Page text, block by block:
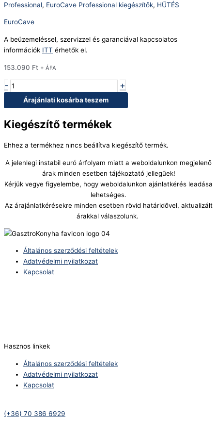
Professional, EuroCave Professional kiegészítők, HŰTÉS
EuroCave
A beüzemeléssel, szervizzel és garanciával kapcsolatos
információk ITT érhetők el.
153.090 Ft + ÁFA
- +
Árajánlati kosárba teszem
Kiegészítő termékek
Ehhez a termékhez nincs beállítva kiegészítő termék.
A jelenlegi instabil euró árfolyam miatt a weboldalunkon megjelenő
árak minden esetben tájékoztató jellegűek!
Kérjük vegye figyelembe, hogy weboldalunkon ajánlatkérés leadása
lehetséges.
Az árajánlatkérésekre minden esetben rövid határidővel, aktualizált
árakkal válaszolunk.
Általános szerződési feltételek
Adatvédelmi nyilatkozat
Kapcsolat
Hasznos linkek
Általános szerződési feltételek
Adatvédelmi nyilatkozat
Kapcsolat
(+36) 70 386 6929